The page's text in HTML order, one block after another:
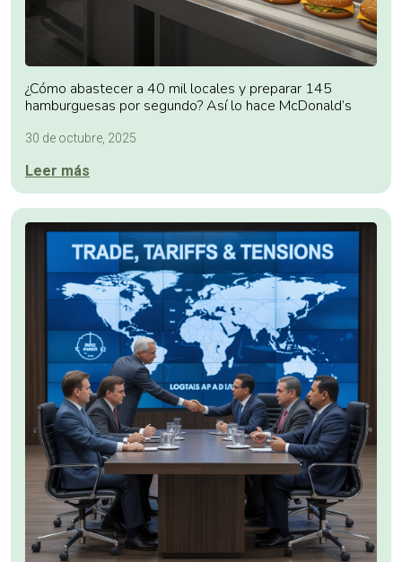
¿Cómo abastecer a 40 mil locales y preparar 145
hamburguesas por segundo? Así lo hace McDonald’s
30 de octubre, 2025
Leer más